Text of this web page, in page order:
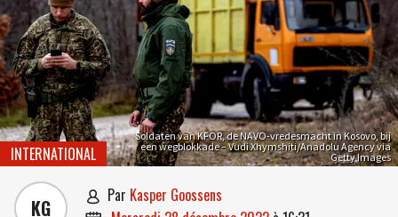
Soldaten van KFOR, de NAVO-vredesmacht in Kosovo, bij
een wegblokkade – Vudi Xhymshiti/Anadolu Agency via
Getty Images
INTERNATIONAL
KG  par Kasper Goossens